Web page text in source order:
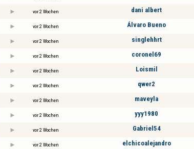
vor 2 Wochen dani albert
vor 2 Wochen Álvaro Bueno
vor 2 Wochen singlehhrt
vor 2 Wochen coronel69
vor 2 Wochen Loismil
vor 2 Wochen qwer2
vor 2 Wochen maveyla
vor 2 Wochen yyy1980
vor 2 Wochen Gabriel54
vor 2 Wochen elchicoalejandro